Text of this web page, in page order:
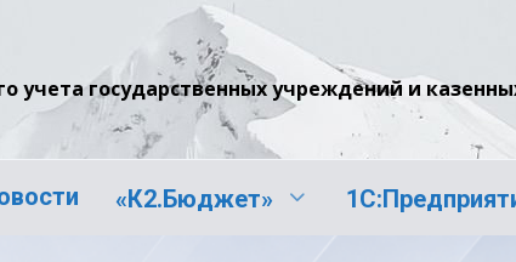
учета государственных учреждений и
«К2.Бюджет»